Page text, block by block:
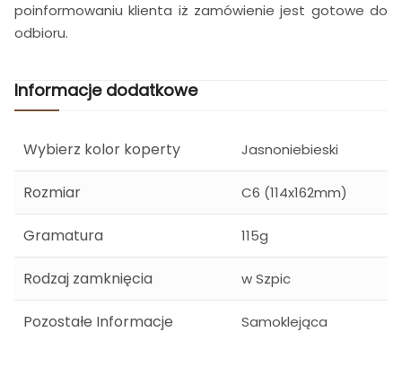
poinformowaniu klienta iż zamówienie jest gotowe do
odbioru.
Informacje dodatkowe
Wybierz kolor koperty Jasnoniebieski
Rozmiar C6 (114x162mm)
Gramatura 115g
Rodzaj zamknięcia w Szpic
Pozostałe Informacje Samoklejąca